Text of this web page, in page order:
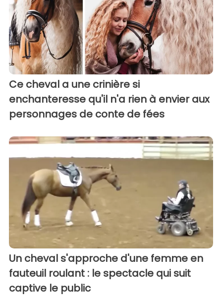
Ce cheval a une crinière si
enchanteresse qu'il n'a rien à envier aux
personnages de conte de fées
Un cheval s'approche d'une femme en
fauteuil roulant : le spectacle qui suit
captive le public